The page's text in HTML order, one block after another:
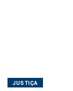
JUSTIÇA